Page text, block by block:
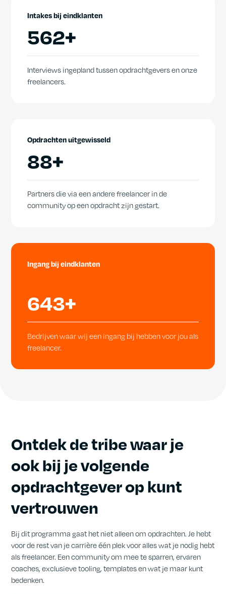
Intakes bij eindklanten
562+
Interviews ingepland tussen opdrachtgevers en onze
freelancers.
Opdrachten uitgewisseld
88+
Partners die via een andere freelancer in de
community op een opdracht zijn gestart.
Ingang bij eindklanten
643+
Bedrijven waar wij een ingang bij hebben voor jou als
freelancer.
Ontdek de tribe waar je
ook bij je volgende
opdrachtgever op kunt
vertrouwen
Bij dit programma gaat het niet alleen om opdrachten. Je hebt
voor de rest van je carrière één plek voor alles wat je nodig hebt
als freelancer. Een community om mee te sparren, ervaren
coaches, exclusieve tooling, templates en wat je maar kunt
bedenken.